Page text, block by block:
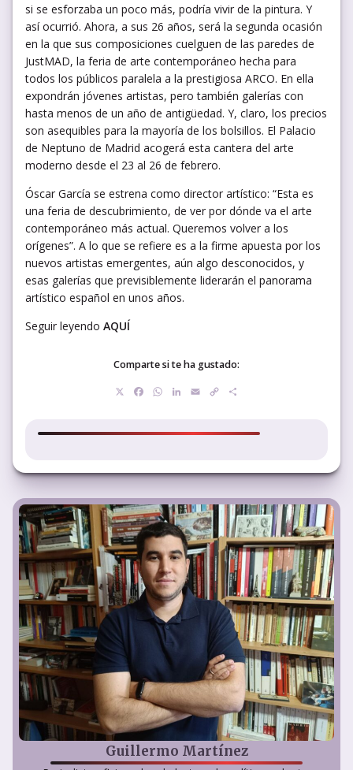
si se esforzaba un poco más, podría vivir de la pintura. Y
así ocurrió. Ahora, a sus 26 años, será la segunda ocasión
en la que sus composiciones cuelguen de las paredes de
JustMAD, la feria de arte contemporáneo hecha para
todos los públicos paralela a la prestigiosa ARCO. En ella
expondrán jóvenes artistas, pero también galerías con
hasta menos de un año de antigüedad. Y, claro, los precios
son asequibles para la mayoría de los bolsillos. El Palacio
de Neptuno de Madrid acogerá esta cantera del arte
moderno desde el 23 al 26 de febrero.
Óscar García se estrena como director artístico: “Esta es
una feria de descubrimiento, de ver por dónde va el arte
contemporáneo más actual. Queremos volver a los
orígenes”. A lo que se refiere es a la firme apuesta por los
nuevos artistas emergentes, aún algo desconocidos, y
esas galerías que previsiblemente liderarán el panorama
artístico español en unos años.
Seguir leyendo AQUÍ
Comparte si te ha gustado:
Facebook
WhatsApp
LinkedIn
EmailCopy
Guillermo Martínez